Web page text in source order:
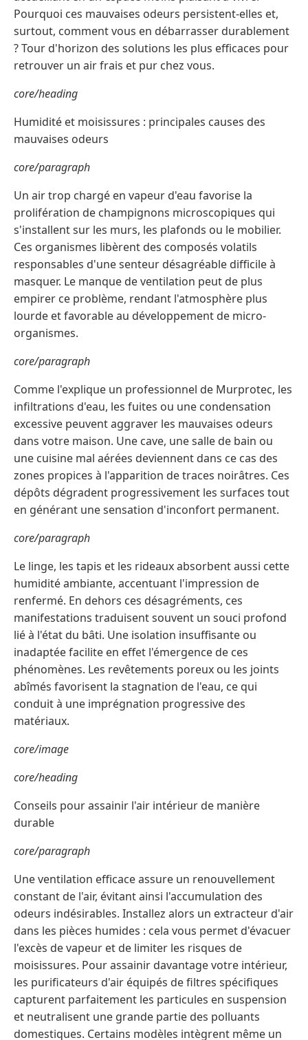
Pourquoi ces mauvaises odeurs persistent-elles et,
surtout, comment vous en débarrasser durablement
? Tour d'horizon des solutions les plus efficaces pour
retrouver un air frais et pur chez vous.
core/heading
Humidité et moisissures : principales causes des
mauvaises odeurs
core/paragraph
Un air trop chargé en vapeur d'eau favorise la
prolifération de champignons microscopiques qui
s'installent sur les murs, les plafonds ou le mobilier.
Ces organismes libèrent des composés volatils
responsables d'une senteur désagréable difficile à
masquer. Le manque de ventilation peut de plus
empirer ce problème, rendant l'atmosphère plus
lourde et favorable au développement de micro-
organismes.
core/paragraph
Comme l'explique un professionnel de Murprotec, les
infiltrations d'eau, les fuites ou une condensation
excessive peuvent aggraver les mauvaises odeurs
dans votre maison. Une cave, une salle de bain ou
une cuisine mal aérées deviennent dans ce cas des
zones propices à l'apparition de traces noirâtres. Ces
dépôts dégradent progressivement les surfaces tout
en générant une sensation d'inconfort permanent.
core/paragraph
Le linge, les tapis et les rideaux absorbent aussi cette
humidité ambiante, accentuant l'impression de
renfermé. En dehors ces désagréments, ces
manifestations traduisent souvent un souci profond
lié à l'état du bâti. Une isolation insuffisante ou
inadaptée facilite en effet l'émergence de ces
phénomènes. Les revêtements poreux ou les joints
abîmés favorisent la stagnation de l'eau, ce qui
conduit à une imprégnation progressive des
matériaux.
core/image
core/heading
Conseils pour assainir l'air intérieur de manière
durable
core/paragraph
Une ventilation efficace assure un renouvellement
constant de l'air, évitant ainsi l'accumulation des
odeurs indésirables. Installez alors un extracteur d'air
dans les pièces humides : cela vous permet d'évacuer
l'excès de vapeur et de limiter les risques de
moisissures. Pour assainir davantage votre intérieur,
les purificateurs d'air équipés de filtres spécifiques
capturent parfaitement les particules en suspension
et neutralisent une grande partie des polluants
domestiques. Certains modèles intègrent même un